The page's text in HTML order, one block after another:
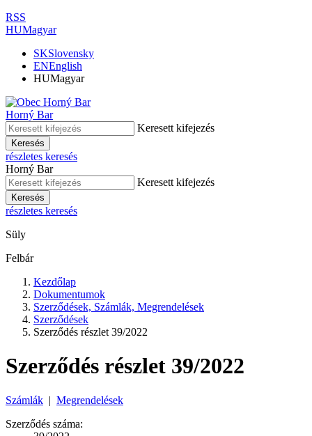
RSS
HUMagyar
SKSlovensky
ENEnglish
HUMagyar
Horný Bar
Keresett kifejezés
Keresés
részletes keresés
Horný Bar
Keresett kifejezés
Keresés
részletes keresés
Süly
Felbár
Kezdőlap
Dokumentumok
Szerződések, Számlák, Megrendelések
Szerződések
Szerződés részlet 39/2022
Szerződés részlet 39/2022
Számlák | Megrendelések
Szerződés száma: